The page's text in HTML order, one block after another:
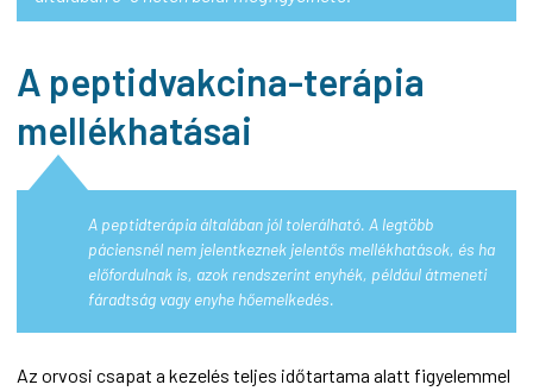
A peptidvakcina-terápia
mellékhatásai
A peptidterápia általában jól tolerálható. A legtöbb
páciensnél nem jelentkeznek jelentős mellékhatások, és ha
előfordulnak is, azok rendszerint enyhék, például átmeneti
fáradtság vagy enyhe hőemelkedés.
Az orvosi csapat a kezelés teljes időtartama alatt figyelemmel